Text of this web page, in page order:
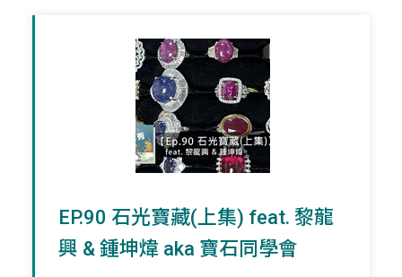
EP.90 石光寶藏(上集) feat. 黎龍
興 & 鍾坤煒 aka 寶石同學會